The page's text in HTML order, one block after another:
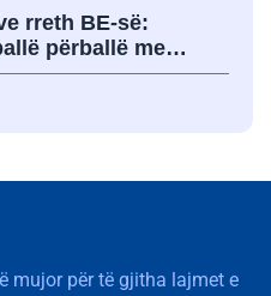
rreth BE-së:
përballë me…
mujor për të gjitha lajmet e